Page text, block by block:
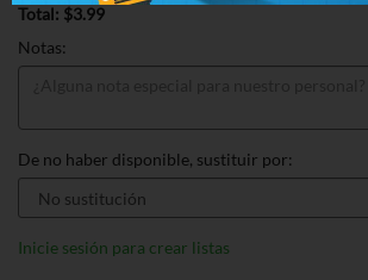
Total: $3.99
Notas:
De no haber disponible, sustituir por:
Inicie sesión para crear listas